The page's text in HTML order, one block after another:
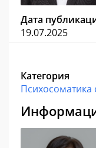
Дата
19.07.2025
Категория
Психосоматика